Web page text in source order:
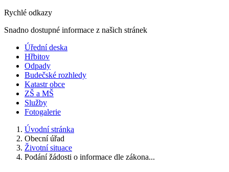
Rychlé odkazy
Snadno dostupné informace z našich stránek
Úřední deska
Hřbitov
Odpady
Budečské rozhledy
Katastr obce
ZŠ a MŠ
Služby
Fotogalerie
Úvodní stránka
Obecní úřad
Životní situace
Podání žádosti o informace dle zákona...